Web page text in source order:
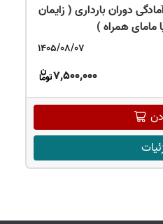
دوران بارداری ( زایمان
مامای همراه )
1405/08/07
7,500,000